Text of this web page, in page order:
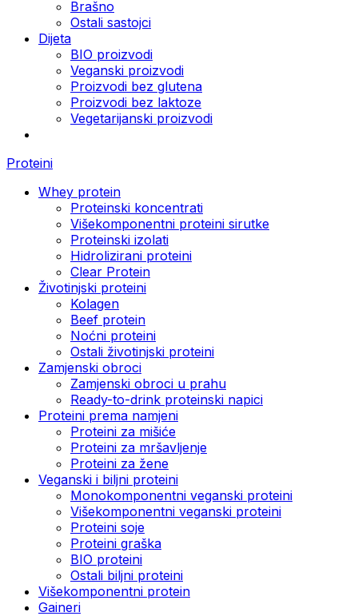
Brašno
Ostali sastojci
Dijeta
BIO proizvodi
Veganski proizvodi
Proizvodi bez glutena
Proizvodi bez laktoze
Vegetarijanski proizvodi
Proteini
Whey protein
Proteinski koncentrati
Višekomponentni proteini sirutke
Proteinski izolati
Hidrolizirani proteini
Clear Protein
Životinjski proteini
Kolagen
Beef protein
Noćni proteini
Ostali životinjski proteini
Zamjenski obroci
Zamjenski obroci u prahu
Ready-to-drink proteinski napici
Proteini prema namjeni
Proteini za mišiće
Proteini za mršavljenje
Proteini za žene
Veganski i biljni proteini
Monokomponentni veganski proteini
Višekomponentni veganski proteini
Proteini soje
Proteini graška
BIO proteini
Ostali biljni proteini
Višekomponentni protein
Gaineri